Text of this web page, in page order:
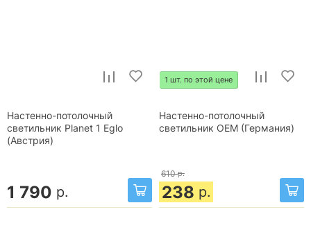
Настенно-потолочный
светильник Planet 1 Eglo
(Австрия)
1 790 р.
1 шт. по этой цене
Настенно-потолочный
светильник OEM (Германия)
610 р.
238 р.